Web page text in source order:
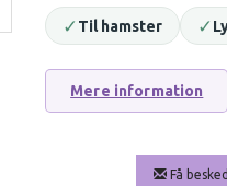
✓Til hamster ✓
Mere information
Få
TRIXIE
HAMSTER